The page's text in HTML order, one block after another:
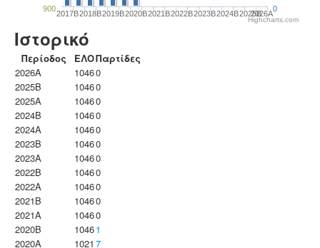
2017B2018B2019B2020B2021B2022B2023B2024B2025B2026A
900 0
Highcharts.com
Ιστορικό
Περίοδος ΕΛΟΠαρτίδες
2026A
10460
2025B
10460
2025A
10460
2024B
10460
2024A
10460
2023B
10460
2023Α
10460
2022B
10460
2022A
10460
2021B
10460
2021A
10460
2020B
10461
2020A
1021 7